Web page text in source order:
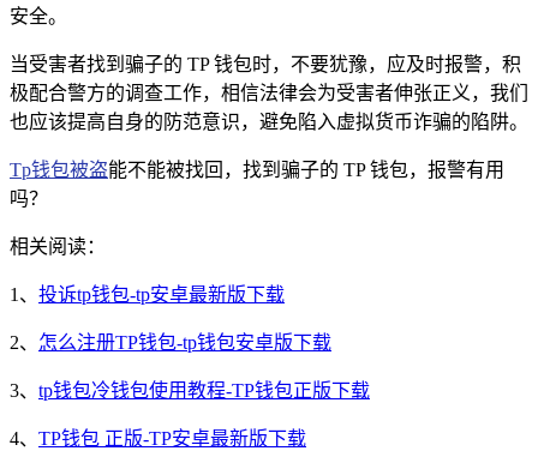
安全。
当受害者找到骗子的 TP 钱包时，不要犹豫，应及时报警，积
极配合警方的调查工作，相信法律会为受害者伸张正义，我们
也应该提高自身的防范意识，避免陷入虚拟货币诈骗的陷阱。
Tp钱包被盗能不能被找回，找到骗子的 TP 钱包，报警有用
吗？
相关阅读：
1、 投诉tp钱包-tp安卓最新版下载
2、 怎么注册TP钱包-tp钱包安卓版下载
3、 tp钱包冷钱包使用教程-TP钱包正版下载
4、 TP钱包 正版-TP安卓最新版下载